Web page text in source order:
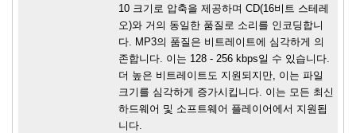
10 크기로 압축을 제공하며 CD(16비트 스테레
오)와 거의 동일한 품질로 소리를 인코딩합니
다. MP3의 품질은 비트레이트에 심각하게 의
존합니다. 이는 128 - 256 kbps일 수 있습니다.
더 높은 비트레이트도 지원되지만, 이는 파일
크기를 심각하게 증가시킵니다. 이는 모든 최신
하드웨어 및 소프트웨어 플레이어에서 지원됩
니다.